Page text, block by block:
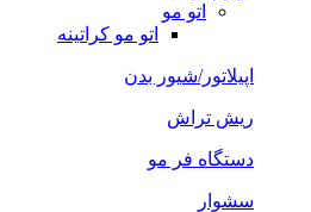
اتو مو
اتو مو کراتینه
اپیلاتور/شیور بدن
ریش تراش
دستگاه فر مو
سشوار